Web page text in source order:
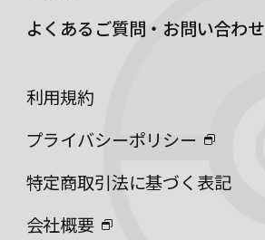
よくあるご質問・お問い合わせ
利用規約
プライバシーポリシー
特定商取引法に基づく表記
会社概要